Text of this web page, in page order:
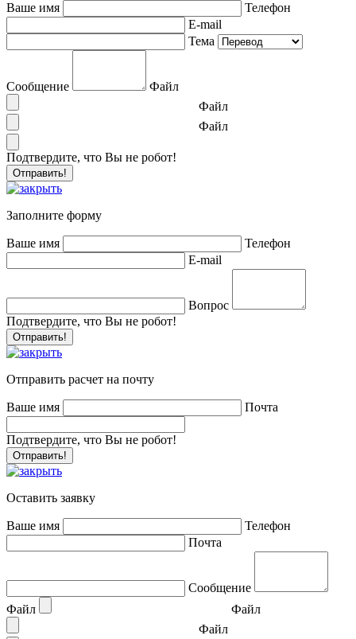
Ваше имя
Телефон
E-mail
Тема
Сообщение
Файл
Файл
Файл
Подтвердите, что Вы не робот!
Заполните форму
Ваше имя
Телефон
E-mail
Вопрос
Подтвердите, что Вы не робот!
Отправить расчет на почту
Ваше имя Почта
Подтвердите, что Вы не робот!
Оставить заявку
Ваше имя
Телефон
Почта
Сообщение
Файл
Файл
Файл